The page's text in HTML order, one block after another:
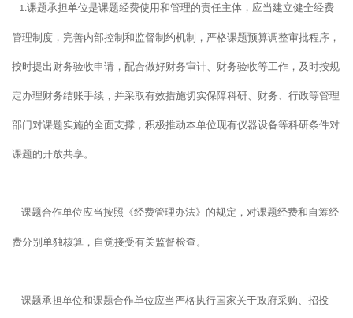
1.课题承担单位是课题经费使用和管理的责任主体，应当建立健全经费
管理制度，完善内部控制和监督制约机制，严格课题预算调整审批程序，
按时提出财务验收申请，配合做好财务审计、财务验收等工作，及时按规
定办理财务结账手续，并采取有效措施切实保障科研、财务、行政等管理
部门对课题实施的全面支撑，积极推动本单位现有仪器设备等科研条件对
课题的开放共享。
课题合作单位应当按照《经费管理办法》的规定，对课题经费和自筹经
费分别单独核算，自觉接受有关监督检查。
课题承担单位和课题合作单位应当严格执行国家关于政府采购、招投